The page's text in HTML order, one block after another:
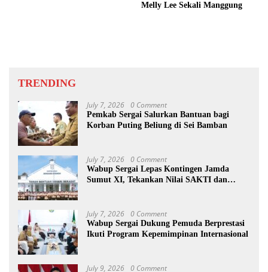
Melly Lee Sekali Manggung
TRENDING
July 7, 2026 0 Comment
Pemkab Sergai Salurkan Bantuan bagi
Korban Puting Beliung di Sei Bamban
July 7, 2026 0 Comment
Wabup Sergai Lepas Kontingen Jamda
Sumut XI, Tekankan Nilai SAKTI dan
July 7, 2026 0 Comment
Wabup Sergai Dukung Pemuda Berprestasi
Ikuti Program Kepemimpinan Internasional
July 9, 2026 0 Comment